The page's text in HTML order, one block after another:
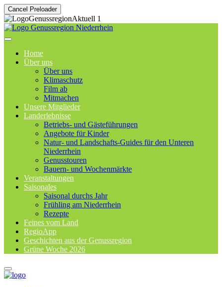
Cancel Preloader
Home
Über uns
Über uns
Klimaschutz
Film ab
Mitmachen
Unsere Mitglieder
Landerlebnisse
Betriebs- und Gästeführungen
Angebote für Kinder
Natur- und Landschafts-Guides für den Unteren
Niederrhein
Genusstouren
Bauern- und Wochenmärkte
Veranstaltungen
Saisonales
Saisonal durchs Jahr
Frühling am Niederrhein
Rezepte
Feines vom Land
RegioApp
Geschichten aus der Genussregion
Grüne Woche 2026